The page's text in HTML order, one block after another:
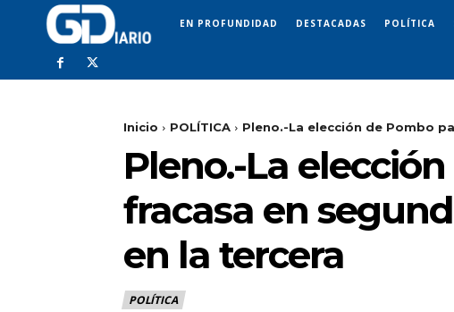
EN PROFUNDIDAD DESTACADAS POLÍTICA
Inicio POLÍTICA Pleno.-La elección de Pombo
Pleno.-La
fracasa en
en la tercera
POLÍTICA